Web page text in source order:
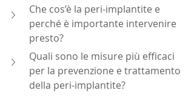
Che cos’è la peri-implantite e
perché è importante intervenire
presto?
Quali sono le misure più efficaci
per la prevenzione e trattamento
della peri-implantite?